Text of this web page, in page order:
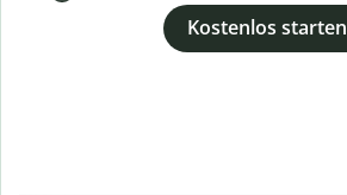
Kostenlos starten